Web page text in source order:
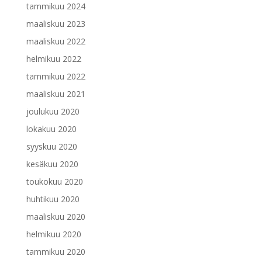
tammikuu 2024
maaliskuu 2023
maaliskuu 2022
helmikuu 2022
tammikuu 2022
maaliskuu 2021
joulukuu 2020
lokakuu 2020
syyskuu 2020
kesäkuu 2020
toukokuu 2020
huhtikuu 2020
maaliskuu 2020
helmikuu 2020
tammikuu 2020